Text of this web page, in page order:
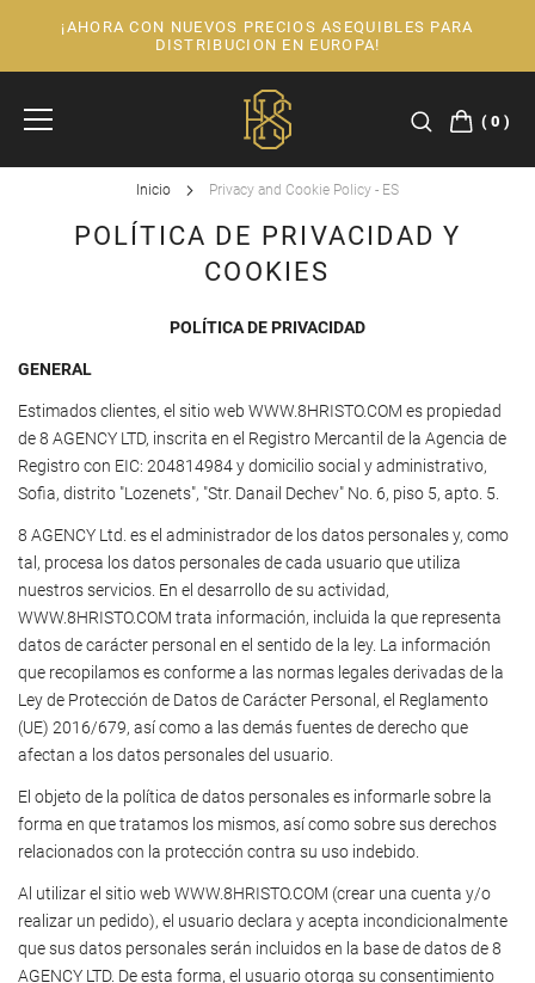
¡AHORA CON NUEVOS PRECIOS ASEQUIBLES PARA
DISTRIBUCION EN EUROPA!
0
Inicio Privacy and Cookie Policy - ES
POLÍTICA DE PRIVACIDAD Y
COOKIES
POLÍTICA DE PRIVACIDAD
GENERAL
Estimados clientes, el sitio web WWW.8HRISTO.COM es propiedad
de 8 AGENCY LTD, inscrita en el Registro Mercantil de la Agencia de
Registro con EIC: 204814984 y domicilio social y administrativo,
Sofia, distrito "Lozenets", "Str. Danail Dechev" No. 6, piso 5, apto. 5.
8 AGENCY Ltd. es el administrador de los datos personales y, como
tal, procesa los datos personales de cada usuario que utiliza
nuestros servicios. En el desarrollo de su actividad,
WWW.8HRISTO.COM trata información, incluida la que representa
datos de carácter personal en el sentido de la ley. La información
que recopilamos es conforme a las normas legales derivadas de la
Ley de Protección de Datos de Carácter Personal, el Reglamento
(UE) 2016/679, así como a las demás fuentes de derecho que
afectan a los datos personales del usuario.
El objeto de la política de datos personales es informarle sobre la
forma en que tratamos los mismos, así como sobre sus derechos
relacionados con la protección contra su uso indebido.
Al utilizar el sitio web WWW.8HRISTO.COM (crear una cuenta y/o
realizar un pedido), el usuario declara y acepta incondicionalmente
que sus datos personales serán incluidos en la base de datos de 8
AGENCY LTD. De esta forma, el usuario otorga su consentimiento